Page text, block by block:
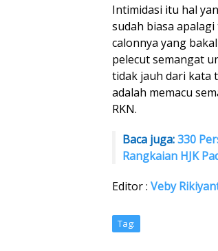
Intimidasi itu hal
sudah biasa
calonnya yang
pelecut semangat
tidak jauh dari kata
adalah memacu
RKN.
Baca juga:330
Rangkaian HJK
Editor : Veby
Tag: